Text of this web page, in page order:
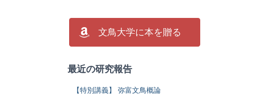
文鳥大学に本を贈る
最近の研究報告
【特別講義】 弥富文鳥概論